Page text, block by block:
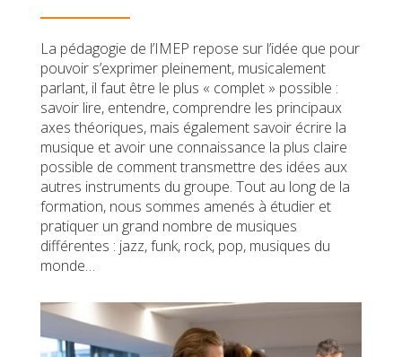
La pédagogie de l’IMEP repose sur l’idée que pour
pouvoir s’exprimer pleinement, musicalement
parlant, il faut être le plus « complet » possible :
savoir lire, entendre, comprendre les principaux
axes théoriques, mais également savoir écrire la
musique et avoir une connaissance la plus claire
possible de comment transmettre des idées aux
autres instruments du groupe. Tout au long de la
formation, nous sommes amenés à étudier et
pratiquer un grand nombre de musiques
différentes : jazz, funk, rock, pop, musiques du
monde…